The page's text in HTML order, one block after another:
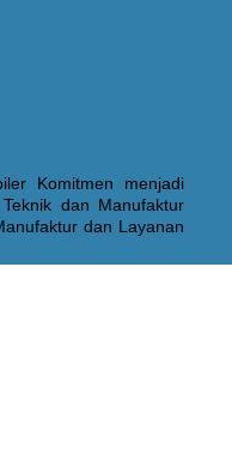
Komitmen menjadi
dan Manufaktur
dan Layanan